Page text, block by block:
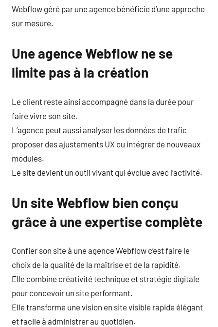
Webflow géré par une agence bénéficie d’une approche
sur mesure.
Une agence Webflow ne se
limite pas à la création
Le client reste ainsi accompagné dans la durée pour
faire vivre son site.
L’agence peut aussi analyser les données de trafic
proposer des ajustements UX ou intégrer de nouveaux
modules.
Le site devient un outil vivant qui évolue avec l’activité.
Un site Webflow bien conçu
grâce à une expertise complète
Confier son site à une agence Webflow c’est faire le
choix de la qualité de la maîtrise et de la rapidité.
Elle combine créativité technique et stratégie digitale
pour concevoir un site performant.
Elle transforme une vision en site visible rapide élégant
et facile à administrer au quotidien.